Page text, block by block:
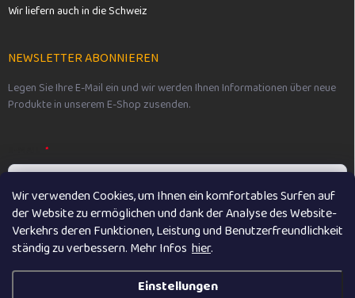
Wir verwenden Cookies, um Ihnen ein komfortables Surfen auf
der Website zu ermöglichen und dank der Analyse des Website-
Verkehrs deren Funktionen, Leistung und Benutzerfreundlichkeit
ständig zu verbessern. Mehr Infos hier.
Einstellungen
Wir liefern auch in die Schweiz
NEWSLETTER ABONNIEREN
Legen Sie Ihre E-Mail ein und wir werden Ihnen Informationen über neue
Produkte in unserem E-Shop zusenden.
Vložením e-mailu souhlasíte spodmínkami ochrany osobních údajů
Anmelden